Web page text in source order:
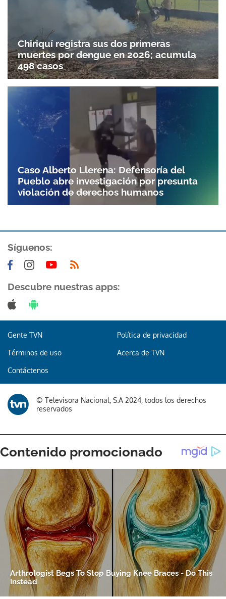
Chiriquí registra sus dos primeras
muertes por dengue en 2026; acumula
498 casos
Caso Alberto Llerena: Defensoría del
Pueblo abre investigación por presunta
violación de derechos humanos
Síguenos:
Descubre nuestras apps:
Gente TVN Política de privacidad
Términos de uso Acerca de TVN
Contáctenos
© Televisora Nacional, S.A 2024, todos los derechos
reservados